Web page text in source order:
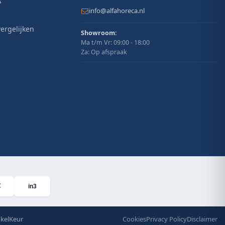
info@alfahoreca.nl
Showroom:
Ma t/m Vr: 09:00 - 18:00
Za: Op afspraak
in3
CookiesPrivacy PolicyDisclaimer